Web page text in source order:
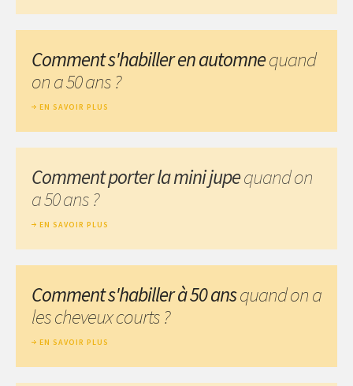
Comment s'habiller en automnequand
on a 50 ans ?
EN SAVOIR PLUS
Comment porter la mini jupequand on
a 50 ans ?
EN SAVOIR PLUS
Comment s'habiller à 50 ansquand on a
les cheveux courts ?
EN SAVOIR PLUS